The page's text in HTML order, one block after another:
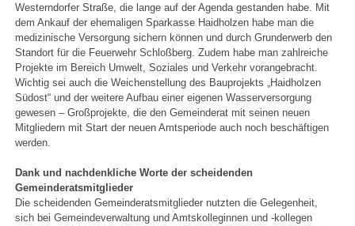
Westerndorfer Straße, die lange auf der Agenda gestanden habe. Mit
dem Ankauf der ehemaligen Sparkasse Haidholzen habe man die
medizinische Versorgung sichern können und durch Grunderwerb den
Standort für die Feuerwehr Schloßberg. Zudem habe man zahlreiche
Projekte im Bereich Umwelt, Soziales und Verkehr vorangebracht.
Wichtig sei auch die Weichenstellung des Bauprojekts „Haidholzen
Südost“ und der weitere Aufbau einer eigenen Wasserversorgung
gewesen – Großprojekte, die den Gemeinderat mit seinen neuen
Mitgliedern mit Start der neuen Amtsperiode auch noch beschäftigen
werden.
Dank und nachdenkliche Worte der scheidenden
Gemeinderatsmitglieder
Die scheidenden Gemeinderatsmitglieder nutzten die Gelegenheit,
sich bei Gemeindeverwaltung und Amtskolleginnen und -kollegen